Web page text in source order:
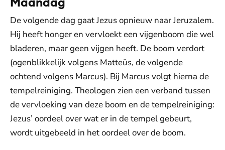
De volgende dag gaat Jezus opnieuw naar Jeruzalem.
Hij heeft honger en vervloekt een vijgenboom die wel
bladeren, maar geen vijgen heeft. De boom verdort
(ogenblikkelijk volgens Matteüs, de volgende
ochtend volgens Marcus). Bij Marcus volgt hierna de
tempelreiniging. Theologen zien een verband tussen
de vervloeking van deze boom en de tempelreiniging:
Jezus’ oordeel over wat er in de tempel gebeurt,
wordt uitgebeeld in het oordeel over de boom.